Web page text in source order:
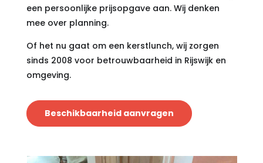
een persoonlijke prijsopgave aan. Wij denken
mee over planning.
Of het nu gaat om een kerstlunch, wij zorgen
sinds 2008 voor betrouwbaarheid in Rijswijk en
omgeving.
Beschikbaarheid aanvragen